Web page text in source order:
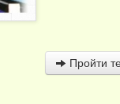
Пройти